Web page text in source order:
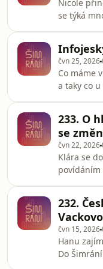
způsob,
vnímá
ve
dodnes
Nicole
se týká
téma, o
Pojďte s
prádle i o
ženám
Intimity
čvn 25, 2026
Co máme
a taky co
vám z ní
Kanapku o
trnout srst
https://
Ondřej
233. O
se
čvn 22, 2026
Klára se
povídáním
reaguje
erotických
pomohly
života, o
kavárně i
232.
čvn 15, 2026
Hanu
Do